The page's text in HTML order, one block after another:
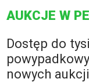
AUKCJE W
Dostęp do
nowych